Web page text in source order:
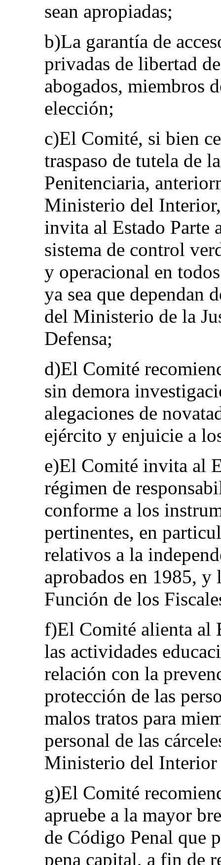
sean apropiadas;
b)La garantía de
privadas de libertad
abogados, miembros
elección;
c)El Comité, si bien
traspaso de tutela de
Penitenciaria,
Ministerio del
invita al Estado Parte
sistema de control
y operacional en
ya sea que
del Ministerio de la
Defensa;
d)El Comité
sin demora
alegaciones de
ejército y enjuicie a
e)El Comité invita al
régimen de
conforme a los
pertinentes, en
relativos a la
aprobados en 1985, y
Función de los
f)El Comité alienta al
las actividades
relación con la
protección de las
malos tratos para
personal de las
Ministerio del Interior
g)El Comité
apruebe a la mayor
de Código Penal que
pena capital, a fin de